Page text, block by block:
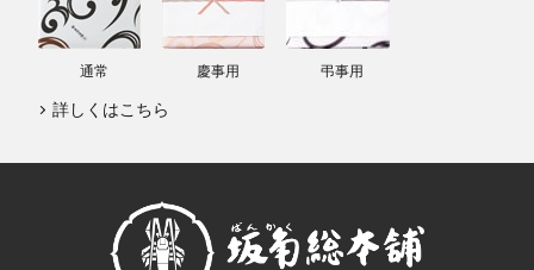
通常 慶事用 弔事用
詳しくはこちら